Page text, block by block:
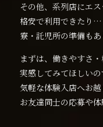
その他、系列店にエス
格安で利用できたり…
寮・託児所の準備も
まずは、働きやすさ
実感してみてほしいの
気軽な体験入店へお
お友達同士の応募や